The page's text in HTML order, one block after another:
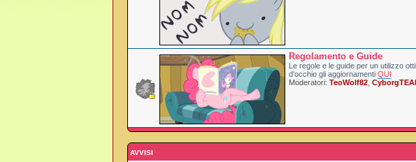
Regolamento e Guide
Le regole e le guide per un utilizzo
d'occhio gli aggiornamenti QUI
Moderatori: TeoWolf82
AVVISI